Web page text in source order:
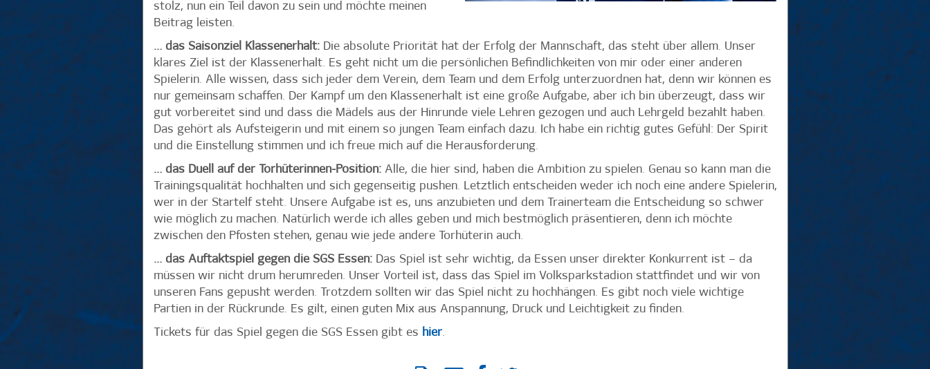
stolz, nun ein Teil davon zu sein und möchte meinen
Beitrag leisten.
… das Saisonziel Klassenerhalt:Die absolute Priorität hat der Erfolg der Mannschaft, das steht über allem. Unser
klares Ziel ist der Klassenerhalt. Es geht nicht um die persönlichen Befindlichkeiten von mir oder einer anderen
Spielerin. Alle wissen, dass sich jeder dem Verein, dem Team und dem Erfolg unterzuordnen hat, denn wir können es
nur gemeinsam schaffen. Der Kampf um den Klassenerhalt ist eine große Aufgabe, aber ich bin überzeugt, dass wir
gut vorbereitet sind und dass die Mädels aus der Hinrunde viele Lehren gezogen und auch Lehrgeld bezahlt haben.
Das gehört als Aufsteigerin und mit einem so jungen Team einfach dazu. Ich habe ein richtig gutes Gefühl: Der Spirit
und die Einstellung stimmen und ich freue mich auf die Herausforderung.
… das Duell auf der Torhüterinnen-Position:Alle, die hier sind, haben die Ambition zu spielen. Genau so kann man die
Trainingsqualität hochhalten und sich gegenseitig pushen. Letztlich entscheiden weder ich noch eine andere Spielerin,
wer in der Startelf steht. Unsere Aufgabe ist es, uns anzubieten und dem Trainerteam die Entscheidung so schwer
wie möglich zu machen. Natürlich werde ich alles geben und mich bestmöglich präsentieren, denn ich möchte
zwischen den Pfosten stehen, genau wie jede andere Torhüterin auch.
… das Auftaktspiel gegen die SGS Essen:Das Spiel ist sehr wichtig, da Essen unser direkter Konkurrent ist – da
müssen wir nicht drum herumreden. Unser Vorteil ist, dass das Spiel im Volksparkstadion stattfindet und wir von
unseren Fans gepusht werden. Trotzdem sollten wir das Spiel nicht zu hochhängen. Es gibt noch viele wichtige
Partien in der Rückrunde. Es gilt, einen guten Mix aus Anspannung, Druck und Leichtigkeit zu finden.
Tickets für das Spiel gegen die SGS Essen gibt es hier.